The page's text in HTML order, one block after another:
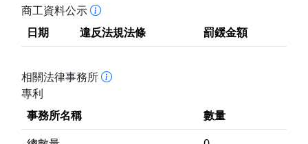
商工資料公示
日期
違反法規法條 罰鍰金額
相關法律事務所
專利
事務所名稱
數量